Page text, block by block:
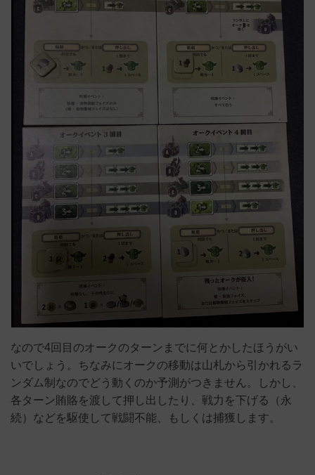
なので4回目のオークのターンまでに何とかしたほうがい
いでしょう。ちなみにオークの移動は山札から引かれるラ
ンダム制なのでどう動くのか予測がつきません。しかし、
各ターン賄賂を渡して押し出したり、戦力を下げる（永
続）などを駆使して戦闘不能、もしくは捕獲します。